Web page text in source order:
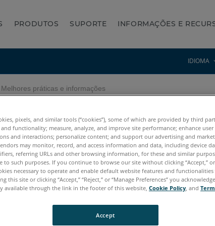
PRODUTOS SUPORTE INFORMAÇÕES E
IDIOMA
Melhores práticas e informações
pixels, and similar tools (“cookies”), some of which are provided by third
functionality; measure, analyze, and improve site performance; enhance user
and interactions; personalize content; and support our advertising and
may monitor, record, and access information and data, including device
referring URLs and other browsing information, for these and similar
to such purposes. If you continue to browse our site without clicking “Accept,”
necessary to operate and enable default website features and
this site or clicking “Accept,” “Reject,” or “Manage Preferences” you
available through the link in the footer of this website, Cookie Policy, and
Accept